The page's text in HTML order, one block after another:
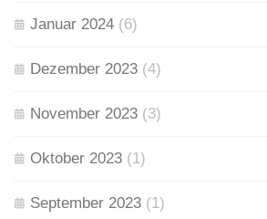
Januar 2024 (6)
Dezember 2023 (4)
November 2023 (3)
Oktober 2023 (1)
September 2023 (1)